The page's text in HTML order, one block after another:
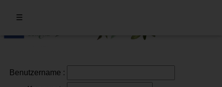
☰
Benutzername :